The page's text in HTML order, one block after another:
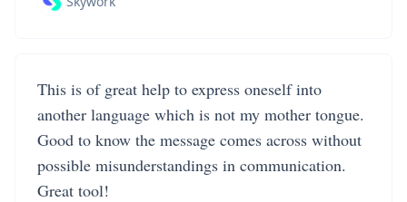
This is of great help to express oneself into
another language which is not my mother tongue.
Good to know the message comes across without
possible misunderstandings in communication.
Great tool!